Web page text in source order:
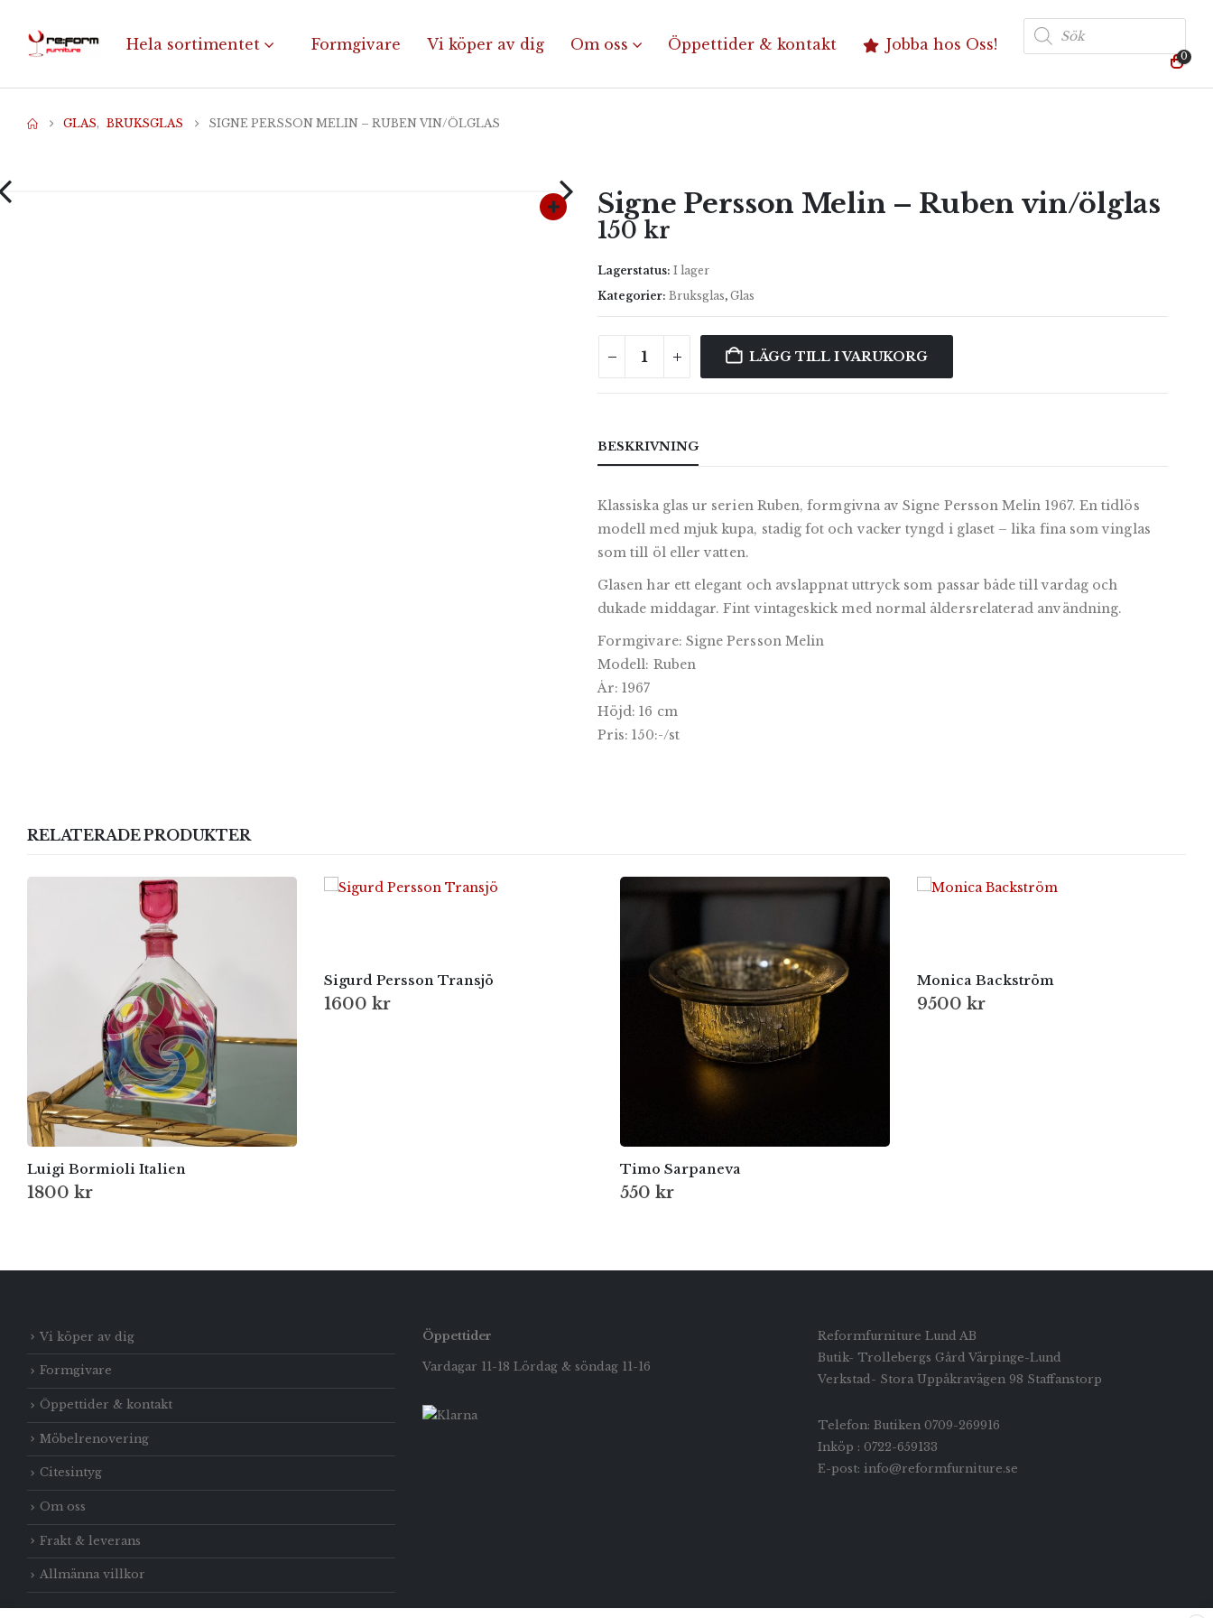
Hela sortimentet Formgivare Vi köper av dig Om oss Öppettider & kontakt Jobba hos Oss!
Produktsökning
0
GLAS, BRUKSGLAS SIGNE PERSSON MELIN – RUBEN VIN/ÖLGLAS
Signe Persson Melin – Ruben vin/ölglas
150 kr
Lagerstatus: I lager
Kategorier: Bruksglas, Glas
LÄGG TILL I VARUKORG
BESKRIVNING
Klassiska glas ur serien Ruben, formgivna av Signe Persson Melin 1967. En tidlös
modell med mjuk kupa, stadig fot och vacker tyngd i glaset – lika fina som vinglas
som till öl eller vatten.
Glasen har ett elegant och avslappnat uttryck som passar både till vardag och
dukade middagar. Fint vintageskick med normal åldersrelaterad användning.
Formgivare: Signe Persson Melin
Modell: Ruben
År: 1967
Höjd: 16 cm
Pris: 150:-/st
RELATERADE PRODUKTER
Luigi Bormioli Italien
1800 kr
Sigurd Persson Transjö
1600 kr
Timo Sarpaneva
550 kr
Monica Backström
9500 kr
Vi köper av dig
Formgivare
Öppettider & kontakt
Möbelrenovering
Citesintyg
Om oss
Frakt & leverans
Allmänna villkor
Öppettider
Vardagar 11-18 Lördag & söndag 11-16
Reformfurniture Lund AB
Butik- Trollebergs Gård Värpinge-Lund
Verkstad- Stora Uppåkravägen 98 Staffanstorp
Telefon: Butiken 0709-269916
Inköp : 0722-659133
E-post: info@reformfurniture.se